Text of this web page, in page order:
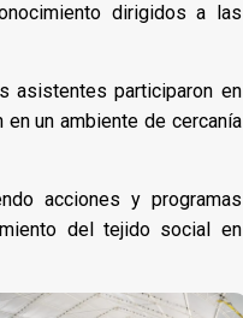
dirigidos a las
asistentes participaron en
un ambiente de cercanía
acciones y programas
del tejido social en